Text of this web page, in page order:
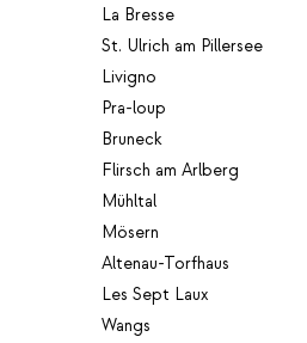
La Bresse
St. Ulrich am Pillersee
Livigno
Pra-loup
Bruneck
Flirsch am Arlberg
Mühltal
Mösern
Altenau-Torfhaus
Les Sept Laux
Wangs